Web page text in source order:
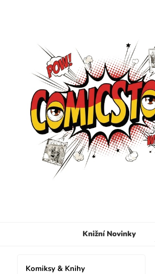
Knižní Novinky
Komiksy & Knihy